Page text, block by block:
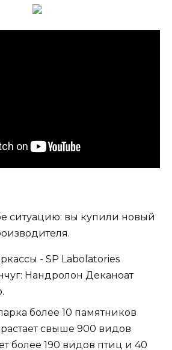
ситуацию: вы купили новый
- SP Labolatories
Нандролон Деканоат
более 10 памятников
свыше 900 видов
более 190 видов птиц и 40